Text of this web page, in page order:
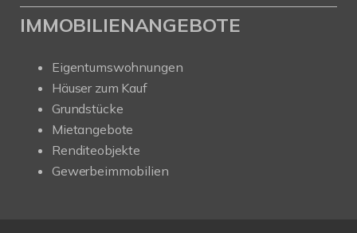
IMMOBILIENANGEBOTE
Eigentumswohnungen
Häuser zum Kauf
Grundstücke
Mietangebote
Renditeobjekte
Gewerbeimmobilien